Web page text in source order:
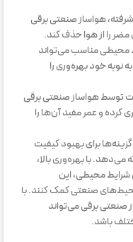
هواساز صنعتی برقی
مضر را از هوا حذف کند.
محیطی مناسب می‌تواند
نوبه خود بهره‌وری را
توسط هواساز صنعتی برقی
کرده و عمر مفید آن‌ها را
برای بهبود کیفیت
می‌دهد. با بهره‌وری بالا،
شرایط محیطی، این
صنعتی کمک کنند. با
صنعتی برقی می‌تواند
باشد.